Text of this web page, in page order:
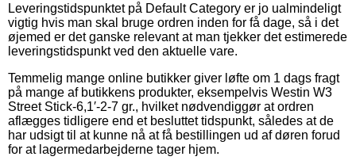
Leveringstidspunktet på Default Category er jo ualmindeligt
vigtig hvis man skal bruge ordren inden for få dage, så i det
øjemed er det ganske relevant at man tjekker det estimerede
leveringstidspunkt ved den aktuelle vare.
Temmelig mange online butikker giver løfte om 1 dags fragt
på mange af butikkens produkter, eksempelvis Westin W3
Street Stick-6,1′-2-7 gr., hvilket nødvendiggør at ordren
aflægges tidligere end et besluttet tidspunkt, således at de
har udsigt til at kunne nå at få bestillingen ud af døren forud
for at lagermedarbejderne tager hjem.